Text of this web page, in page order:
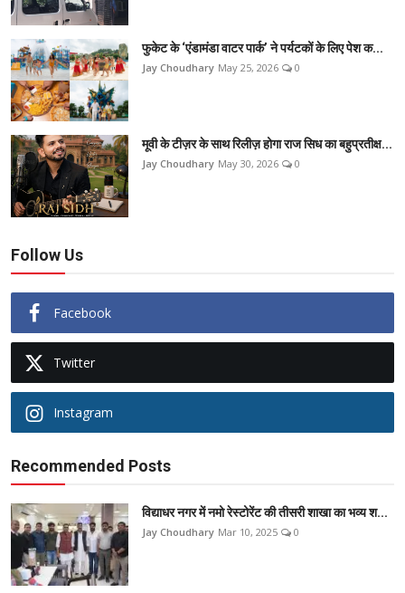
फुकेट के ‘एंडामंडा वाटर पार्क’ ने पर्यटकों के लिए पेश क...
Jay Choudhary May 25, 2026 0
मूवी के टीज़र के साथ रिलीज़ होगा राज सिध का बहुप्रतीक्ष...
Jay Choudhary May 30, 2026 0
Follow Us
Facebook
Twitter
Instagram
Recommended Posts
विद्याधर नगर में नमो रेस्टोरेंट की तीसरी शाखा का भव्य श...
Jay Choudhary Mar 10, 2025 0